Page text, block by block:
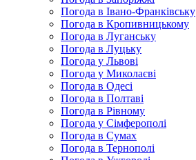
Погода в Івано-Франківську
Погода в Кропивницькому
Погода в Луганську
Погода в Луцьку
Погода у Львові
Погода у Миколаєві
Погода в Одесі
Погода в Полтаві
Погода в Рівному
Погода у Сімферополі
Погода в Сумах
Погода в Тернополі